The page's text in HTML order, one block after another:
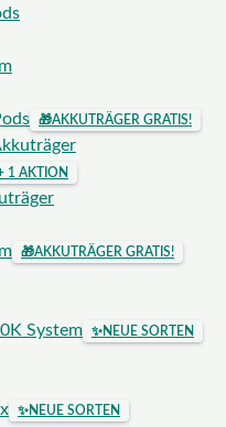
🎁AKKUTRÄGER GRATIS!
1 AKTION
🎁AKKUTRÄGER GRATIS!
System
✨NEUE SORTEN
✨NEUE SORTEN